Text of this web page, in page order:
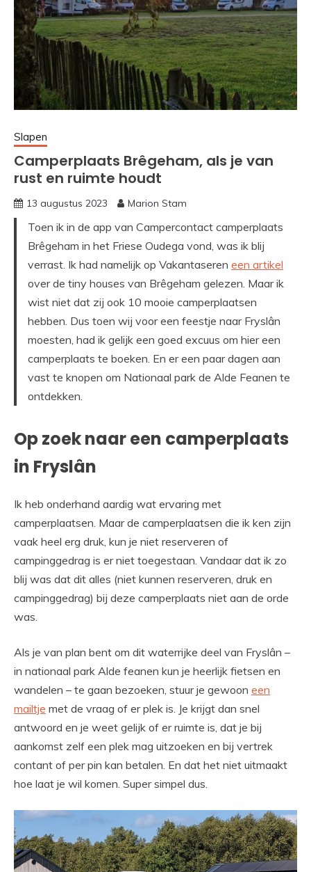
Slapen
Camperplaats Brêgeham, als je van
rust en ruimte houdt
13 augustus 2023 Marion Stam
Toen ik in de app van Campercontact camperplaats
Brêgeham in het Friese Oudega vond, was ik blij
verrast. Ik had namelijk op Vakantaseren een artikel
over de tiny houses van Brêgeham gelezen. Maar ik
wist niet dat zij ook 10 mooie camperplaatsen
hebben. Dus toen wij voor een feestje naar Fryslân
moesten, had ik gelijk een goed excuus om hier een
camperplaats te boeken. En er een paar dagen aan
vast te knopen om Nationaal park de Alde Feanen te
ontdekken.
Op zoek naar een camperplaats
in Fryslân
Ik heb onderhand aardig wat ervaring met
camperplaatsen. Maar de camperplaatsen die ik ken zijn
vaak heel erg druk, kun je niet reserveren of
campinggedrag is er niet toegestaan. Vandaar dat ik zo
blij was dat dit alles (niet kunnen reserveren, druk en
campinggedrag) bij deze camperplaats niet aan de orde
was.
Als je van plan bent om dit waterrijke deel van Fryslân –
in nationaal park Alde feanen kun je heerlijk fietsen en
wandelen – te gaan bezoeken, stuur je gewoon een
mailtje met de vraag of er plek is. Je krijgt dan snel
antwoord en je weet gelijk of er ruimte is, dat je bij
aankomst zelf een plek mag uitzoeken en bij vertrek
contant of per pin kan betalen. En dat het niet uitmaakt
hoe laat je wil komen. Super simpel dus.